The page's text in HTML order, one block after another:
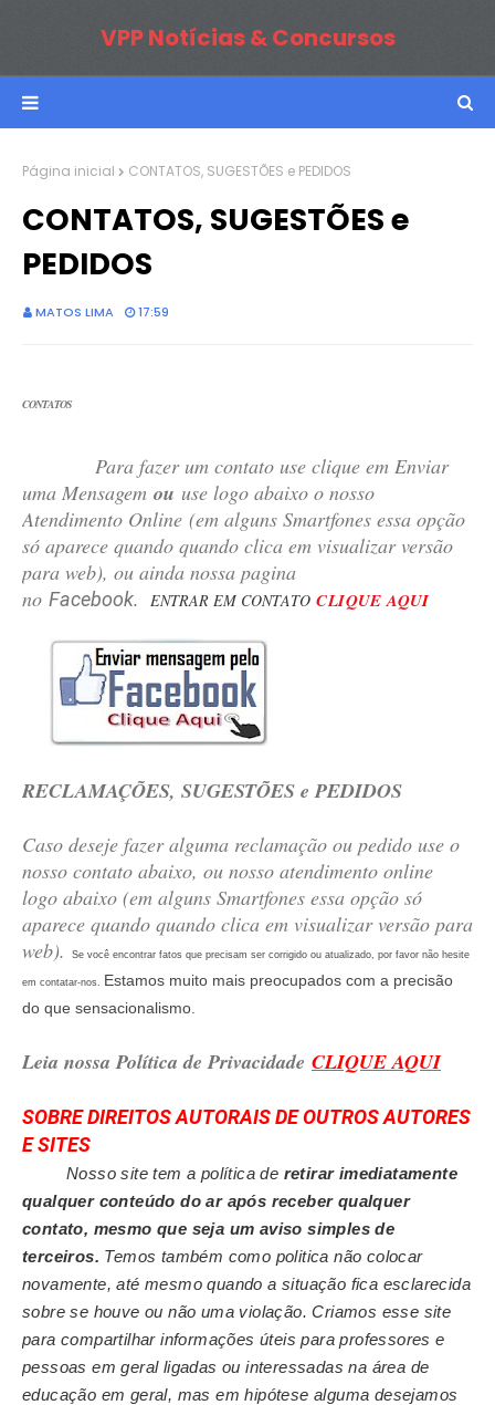
VPP Notícias & Concursos
Página inicial CONTATOS, SUGESTÕES e PEDIDOS
CONTATOS, SUGESTÕES e
PEDIDOS
MATOS LIMA 17:59
CONTATOS
Para fazer um contato use clique em Enviar
uma Mensagem ou use logo abaixo o nosso
Atendimento Online (em alguns Smartfones essa opção
só aparece quando quando clica em visualizar versão
para web), ou ainda nossa pagina
no Facebook. ENTRAR EM CONTATO CLIQUE AQUI
RECLAMAÇÕES, SUGESTÕES e PEDIDOS
Caso deseje fazer alguma reclamação ou pedido use o
nosso contato abaixo, ou nosso atendimento online
logo abaixo (em alguns Smartfones essa opção só
aparece quando quando clica em visualizar versão para
web).
Se você encontrar fatos que precisam ser corrigido ou atualizado, por favor não hesite
em contatar-nos. Estamos muito mais preocupados com a precisão
do que sensacionalismo.
Leia nossa Política de Privacidade CLIQUE AQUI
SOBREDIREITOS AUTORAISDE OUTROSAUTORES
E SITES
Nosso site tem a política de retirar imediatamente
qualquer conteúdo do ar após receber qualquer
contato, mesmo que seja um aviso simples de
terceiros. Temos também como politica não colocar
novamente, até mesmo quando a situação fica esclarecida
sobre se houve ou não uma violação. Criamos esse site
para compartilhar informações úteis para professores e
pessoas em geral ligadas ou interessadas na área de
educação em geral, mas em hipótese alguma desejamos